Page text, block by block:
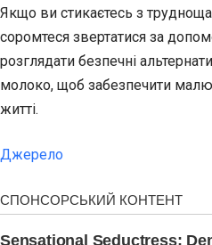
Якщо ви стикаєтесь з
соромтеся звертатися за
розглядати безпечні
молоко, щоб забезпечити
житті.
Джерело